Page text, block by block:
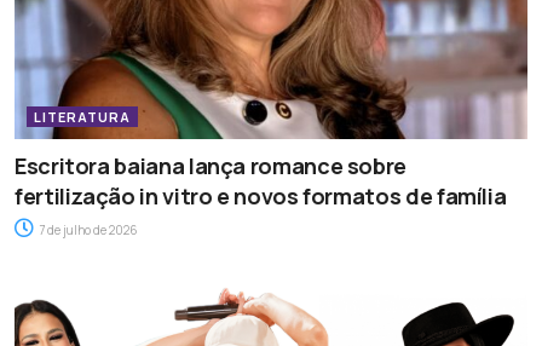
LITERATURA
Escritora baiana lança romance sobre
fertilização in vitro e novos formatos de família
7 de julho de 2026